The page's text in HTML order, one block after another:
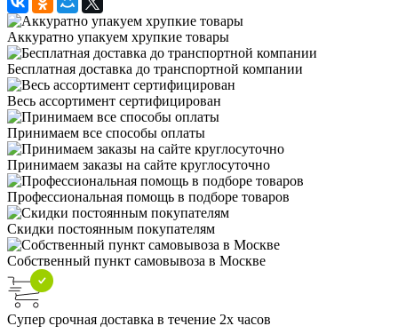
Аккуратно упакуем хрупкие товары
Бесплатная доставка до транспортной компании
Весь ассортимент сертифицирован
Принимаем все способы оплаты
Принимаем заказы на сайте круглосуточно
Профессиональная помощь в подборе товаров
Скидки постоянным покупателям
Собственный пункт самовывоза в Москве
Супер срочная доставка в течение 2х часов